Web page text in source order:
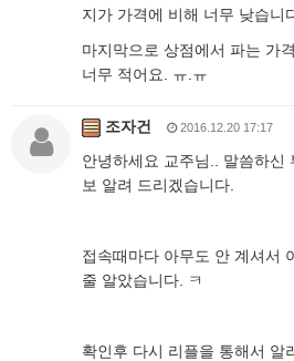
지가 가격에 비해 너무 낮습니
마지막으로 상점에서 파는 가
너무 적어요. ㅠ.ㅠ
조자건 2016.12.20 17:17
안녕하세요 교주님.. 말씀하신
보 알려 드리겠습니다.
접속때마다 아무도 안 계셔서
줄 알았습니다. ㅋ
확인후 다시 리플을 통해서 알